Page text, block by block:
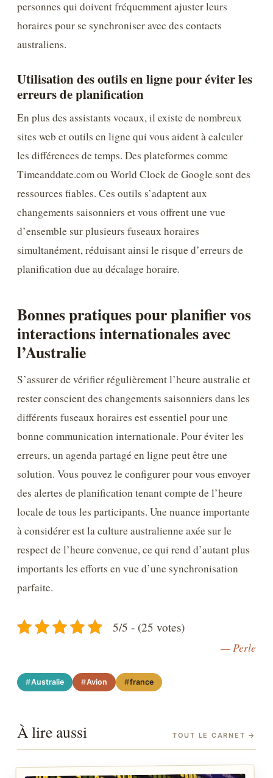
personnes qui doivent fréquemment ajuster leurs
horaires pour se synchroniser avec des contacts
australiens.
Utilisation des outils en ligne pour éviter les
erreurs de planification
En plus des assistants vocaux, il existe de nombreux
sites web et outils en ligne qui vous aident à calculer
les différences de temps. Des plateformes comme
Timeanddate.com ou World Clock de Google sont des
ressources fiables. Ces outils s’adaptent aux
changements saisonniers et vous offrent une vue
d’ensemble sur plusieurs fuseaux horaires
simultanément, réduisant ainsi le risque d’erreurs de
planification due au décalage horaire.
Bonnes pratiques pour planifier vos
interactions internationales avec
l’Australie
S’assurer de vérifier régulièrement l’heure australie et
rester conscient des changements saisonniers dans les
différents fuseaux horaires est essentiel pour une
bonne communication internationale. Pour éviter les
erreurs, un agenda partagé en ligne peut être une
solution. Vous pouvez le configurer pour vous envoyer
des alertes de planification tenant compte de l’heure
locale de tous les participants. Une nuance importante
à considérer est la culture australienne axée sur le
respect de l’heure convenue, ce qui rend d’autant plus
importants les efforts en vue d’une synchronisation
parfaite.
5/5 - (25 votes)
— Perle
Australie Avion france
À lire aussi TOUT LE CARNET →